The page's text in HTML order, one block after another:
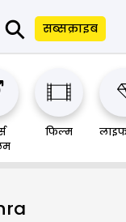
⚲ सब्सक्राइब
फिल्म